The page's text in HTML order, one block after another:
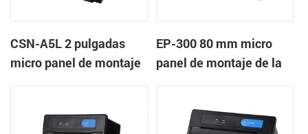
CSN-A5L 2 pulgadas
micro panel de montaje
EP-300 80 mm micro
panel de montaje de la